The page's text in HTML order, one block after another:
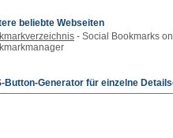
beliebte Webseiten
- Social Bookmarks
Button-Generator für einzelne